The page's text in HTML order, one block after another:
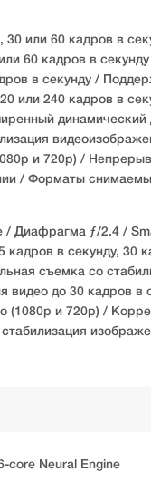
или 60 кадров в
60 кадров в
в секунду /
или 240 кадров в
динамический
и 720p) /
/ Форматы
/ Диафрагма ƒ/2.4 /
в секунду, 30
съемка со
видео до 30 кадров в
(1080p и 720p) /
core Neural Engine